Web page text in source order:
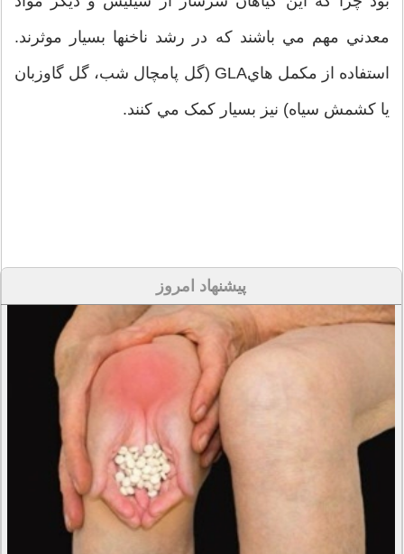
معدني مهم مي باشند که در رشد ناخنها بسيار موثرند.
استفاده از مکمل هايGLA (گل پامچال شب، گل گاوزبان
يا کشمش سياه) نيز بسيار کمک مي کنند.
پیشنهاد امروز